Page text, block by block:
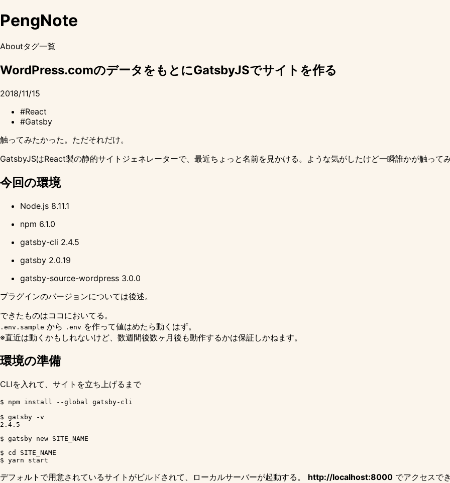
PengNote
Aboutタグ一覧
WordPress.comのデータをもとにGatsbyJSでサイトを作る
2018/11/15
#React
#Gatsby
触ってみたかった。ただそれだけ。
GatsbyJSはReact製の静的サイトジェネレーターで、最近ちょっと名前を見かける。ような気がしたけど一瞬誰かが触って
今回の環境
Node.js 8.11.1
npm 6.1.0
gatsby-cli 2.4.5
gatsby 2.0.19
gatsby-source-wordpress 3.0.0
プラグインのバージョンについては後述。
できたものはココ においてる。
.env.sample から .env を作って値はめたら動くはず。
※直近は動くかもしれないけど、数週間後数ヶ月後も動作するかは保証しかねます。
環境の準備
CLIを入れて、サイトを立ち上げるまで
$ npm install --global gatsby-cli
$ gatsby -v
$ cd SITE_NAME
デフォルトで用意されているサイトがビルドされて、ローカルサーバーが起動する。 http://localhost:8000 でアクセスで